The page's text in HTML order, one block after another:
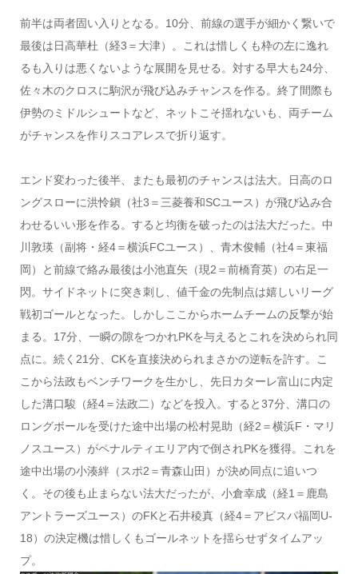
前半は両者固い入りとなる。10分、前線の選手が細かく繋いで
最後は日高華杜（経3＝大津）。これは惜しくも枠の左に逸れ
るも入りは悪くないような展開を見せる。対する早大も24分、
佐々木のクロスに駒沢が飛び込みチャンスを作る。終了間際も
伊勢のミドルシュートなど、ネットこそ揺れないも、両チーム
がチャンスを作りスコアレスで折り返す。
エンド変わった後半、またも最初のチャンスは法大。日高のロ
ングスローに洪怜鎭（社3＝三菱養和SCユース）が飛び込み合
わせるいい形を作る。すると均衡を破ったのは法大だった。中
川敦瑛（副将・経4＝横浜FCユース）、青木俊輔（社4＝東福
岡）と前線で絡み最後は小池直矢（現2＝前橋育英）の右足一
閃。サイドネットに突き刺し、値千金の先制点は嬉しいリーグ
戦初ゴールとなった。しかしここからホームチームの反撃が始
まる。17分、一瞬の隙をつかれPKを与えるとこれを決められ同
点に。続く21分、CKを直接決められまさかの逆転を許す。こ
こから法政もベンチワークを生かし、先日カターレ富山に内定
した溝口駿（経4＝法政二）などを投入。すると37分、溝口の
ロングボールを受けた途中出場の松村晃助（経2＝横浜F・マリ
ノスユース）がペナルティエリア内で倒されPKを獲得。これを
途中出場の小湊絆（スポ2＝青森山田）が決め同点に追いつ
く。その後も止まらない法大だったが、小倉幸成（経1＝鹿島
アントラーズユース）のFKと石井稜真（経4＝アビスパ福岡U-
18）の決定機は惜しくもゴールネットを揺らせずタイムアッ
プ。